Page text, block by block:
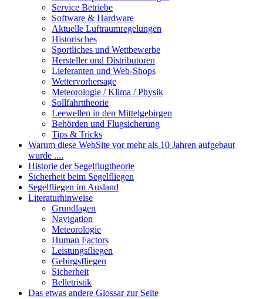
Service Betriebe
Software & Hardware
Aktuelle Luftraumregelungen
Historisches
Sportliches und Wettbewerbe
Hersteller und Distributoren
Lieferanten und Web-Shops
Wettervorhersage
Meteorologie / Klima / Physik
Sollfahrttheorie
Leewellen in den Mittelgebirgen
Behörden und Flugsicherung
Tips & Tricks
Warum diese WebSite vor mehr als 10 Jahren aufgebaut
wurde ....
Historie der Segelflugtheorie
Sicherheit beim Segelfliegen
Segelfliegen im Ausland
Literaturhinweise
Grundlagen
Navigation
Meteorologie
Human Factors
Leistungsfliegen
Gebirgsfliegen
Sicherheit
Belletristik
Das etwas andere Glossar zur Seite